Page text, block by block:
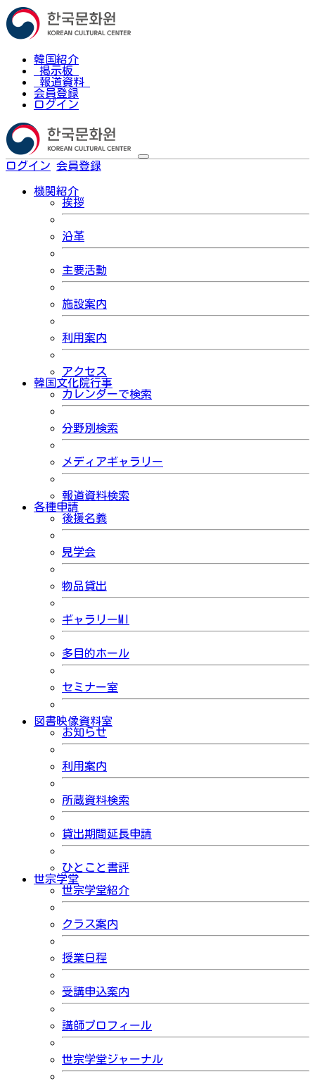
韓国紹介
掲示板
報道資料
会員登録
ログイン
ログイン 会員登録
機関紹介
挨拶
沿革
主要活動
施設案内
利用案内
アクセス
韓国文化院行事
カレンダーで検索
分野別検索
メディアギャラリー
報道資料検索
各種申請
後援名義
見学会
物品貸出
ギャラリーMI
多目的ホール
セミナー室
図書映像資料室
お知らせ
利用案内
所蔵資料検索
貸出期間延長申請
ひとこと書評
世宗学堂
世宗学堂紹介
クラス案内
授業日程
受講申込案内
講師プロフィール
世宗学堂ジャーナル